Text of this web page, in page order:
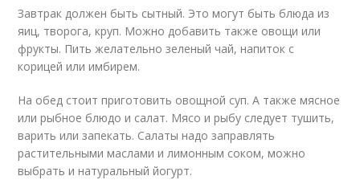
Завтрак должен быть сытный. Это могут быть блюда из
яиц, творога, круп. Можно добавить также овощи или
фрукты. Пить желательно зеленый чай, напиток с
корицей или имбирем.
На обед стоит приготовить овощной суп. А также мясное
или рыбное блюдо и салат. Мясо и рыбу следует тушить,
варить или запекать. Салаты надо заправлять
растительными маслами и лимонным соком, можно
выбрать и натуральный йогурт.